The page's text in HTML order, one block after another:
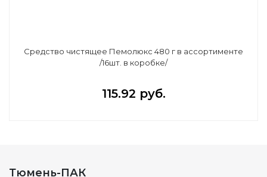
Средство чистящее Пемолюкс 480 г в ассортименте
/16шт. в коробке/
115.92 руб.
Тюмень-ПАК